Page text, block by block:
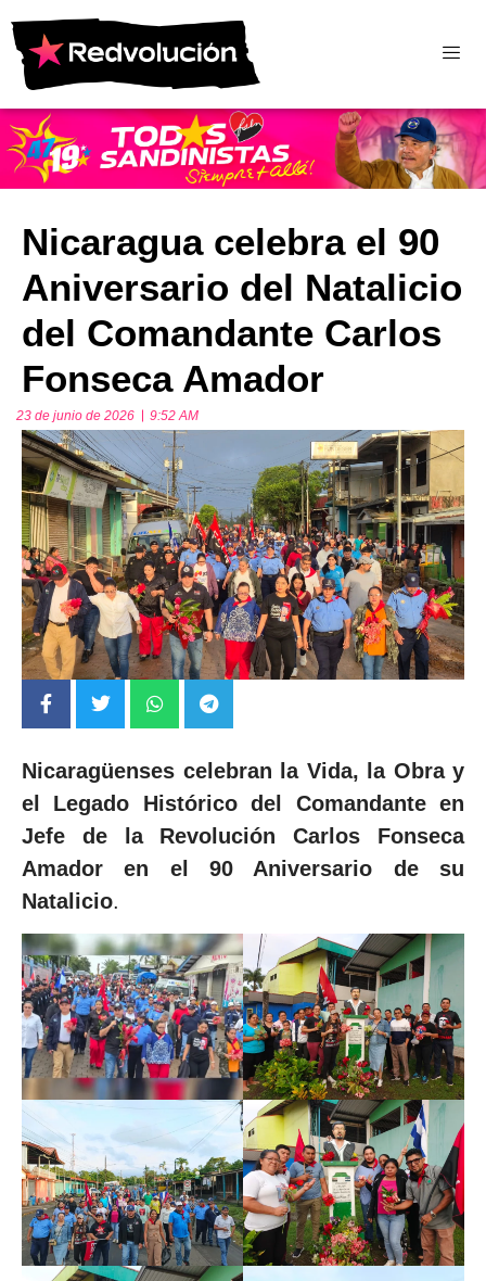
Nicaragua celebra el 90
Aniversario del Natalicio
del Comandante Carlos
Fonseca Amador
23 de junio de 2026 9:52 AM
Nicaragüenses celebran la Vida, la Obra y
el Legado Histórico del Comandante en
Jefe de la Revolución Carlos Fonseca
Amador en el 90 Aniversario de su
Natalicio.